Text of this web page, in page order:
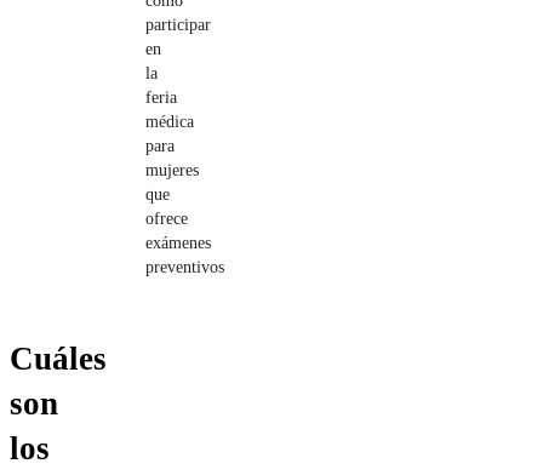
participar
en
la
feria
médica
para
mujeres
que
ofrece
exámenes
preventivos
Cuáles
son
los